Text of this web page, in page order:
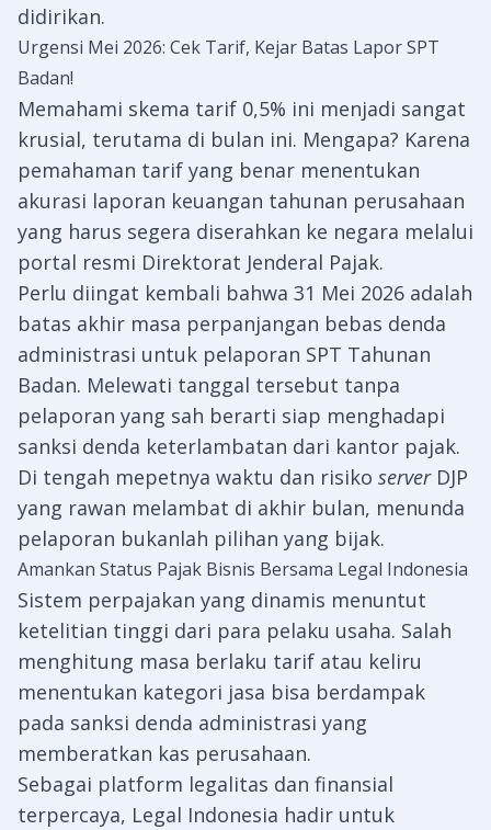
didirikan.
Urgensi Mei 2026: Cek Tarif, Kejar Batas Lapor SPT
Badan!
Memahami skema tarif 0,5% ini menjadi sangat
krusial, terutama di bulan ini. Mengapa? Karena
pemahaman tarif yang benar menentukan
akurasi laporan keuangan tahunan perusahaan
yang harus segera diserahkan ke negara melalui
portal resmi Direktorat Jenderal Pajak.
Perlu diingat kembali bahwa 31 Mei 2026 adalah
batas akhir masa perpanjangan bebas denda
administrasi untuk pelaporan SPT Tahunan
Badan. Melewati tanggal tersebut tanpa
pelaporan yang sah berarti siap menghadapi
sanksi denda keterlambatan dari kantor pajak.
Di tengah mepetnya waktu dan risiko serverDJP
yang rawan melambat di akhir bulan, menunda
pelaporan bukanlah pilihan yang bijak.
Amankan Status Pajak Bisnis Bersama Legal Indonesia
Sistem perpajakan yang dinamis menuntut
ketelitian tinggi dari para pelaku usaha. Salah
menghitung masa berlaku tarif atau keliru
menentukan kategori jasa bisa berdampak
pada sanksi denda administrasi yang
memberatkan kas perusahaan.
Sebagai platform legalitas dan finansial
terpercaya, Legal Indonesia hadir untuk